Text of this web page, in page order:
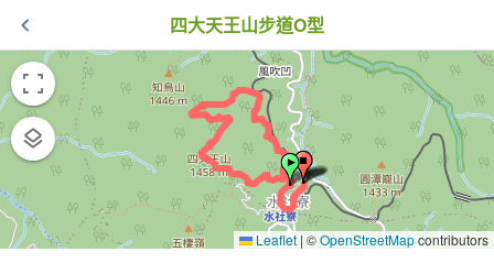
四大天王山步道O型
Leaflet | ©OpenStreetMapcontributors